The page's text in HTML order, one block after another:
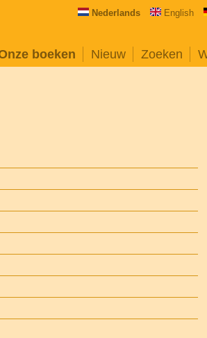
Nederlands English
boeken Nieuw Zoeken